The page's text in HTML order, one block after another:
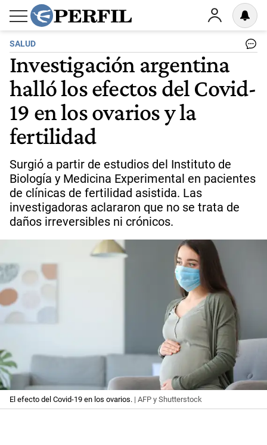
SALUD
Investigación argentina
halló los efectos del Covid-
19 en los ovarios y la
fertilidad
Surgió a partir de estudios del Instituto de
Biología y Medicina Experimental en pacientes
de clínicas de fertilidad asistida. Las
investigadoras aclararon que no se trata de
daños irreversibles ni crónicos.
El efecto del Covid-19 en los ovarios. | AFP y Shutterstock